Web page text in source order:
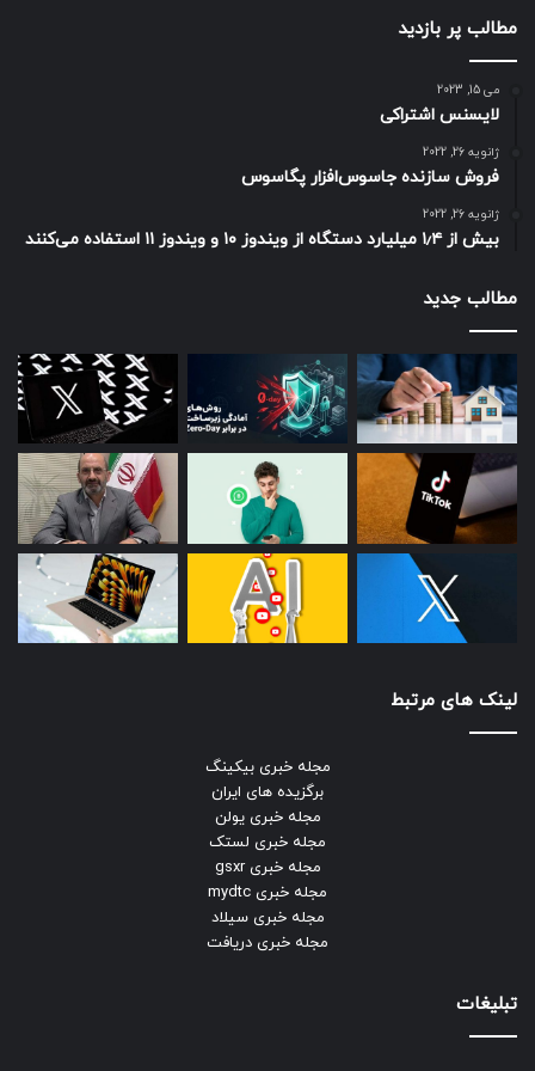
منبع : زومیت
مطالب پر بازدید
می 15, 2023
لایسنس اشتراکی
ژانویه 26, 2022
فروش سازنده جاسوس‌افزار پگاسوس
ژانویه 26, 2022
بیش از ۱٫۴ میلیارد دستگاه از ویندوز ۱۰ و ویندوز ۱۱ استفاده می‌کنند
مطالب جدید
لینک های مرتبط
مجله خبری بیکینگ
برگزیده های ایران
مجله خبری یولن
مجله خبری لستک
مجله خبری gsxr
مجله خبری mydtc
مجله خبری سیلاد
مجله خبری دریافت
تبلیغات